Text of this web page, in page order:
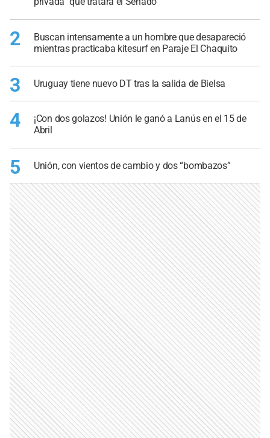
2
Buscan intensamente a un hombre que desapareció
mientras practicaba kitesurf en Paraje El Chaquito
3 Uruguay tiene nuevo DT tras la salida de Bielsa
4
¡Con dos golazos! Unión le ganó a Lanús en el 15 de
Abril
5 Unión, con vientos de cambio y dos “bombazos”